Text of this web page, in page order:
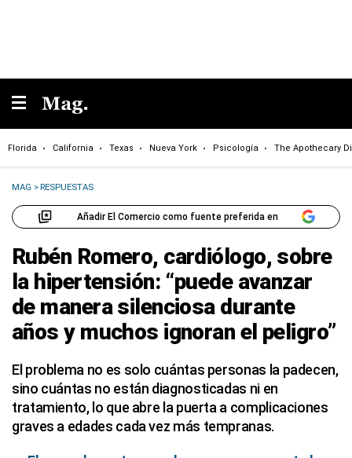
Florida California Texas Nueva York Psicología The Apothecary
MAG >RESPUESTAS
Añadir El Comercio como fuente preferida en
Rubén Romero, cardiólogo, sobre
la hipertensión: “puede avanzar
de manera silenciosa durante
años y muchos ignoran el peligro”
El problema no es solo cuántas personas la padecen,
sino cuántas no están diagnosticadas ni en
tratamiento, lo que abre la puerta a complicaciones
graves a edades cada vez más tempranas.